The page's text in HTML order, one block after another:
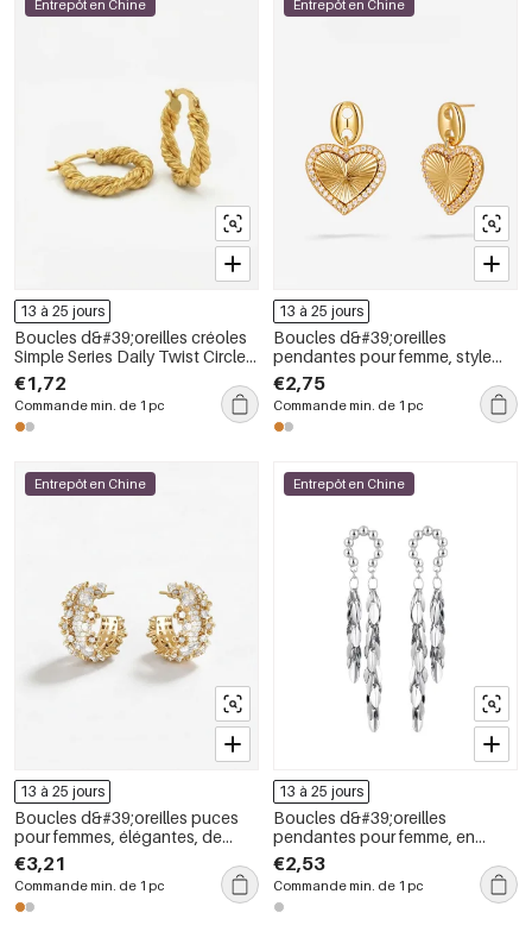
Entrepôt en Chine
13 à 25 jours
Boucles d&#39;oreilles créoles
Simple Series Daily Twist Circle
couleur cuivre doré pour
femmes
€1,72
Commande min. de 1 pc
Entrepôt en Chine
13 à 25 jours
Boucles d&#39;oreilles
pendantes pour femme, style
cœur, couleur cuivre doré,
collection Simple Series
€2,75
Commande min. de 1 pc
Entrepôt en Chine
13 à 25 jours
Boucles d&#39;oreilles puces
pour femmes, élégantes, de
forme irrégulière, couleur cuivre
doré, collection Luxious Series
€3,21
Commande min. de 1 pc
Entrepôt en Chine
13 à 25 jours
Boucles d&#39;oreilles
pendantes pour femme, en
cuivre, forme géométrique
irrégulière et élégante,
collection Simple Series.
€2,53
Commande min. de 1 pc